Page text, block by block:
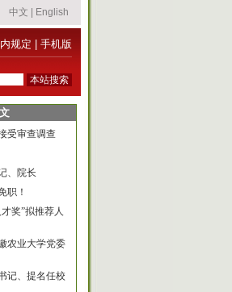
规定 手机版
受审查调查
、院长
职！
奖”拟推荐人
农业大学党委
记、提名任校